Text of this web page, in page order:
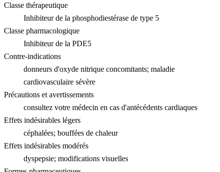
Classe thérapeutique
Inhibiteur de la phosphodiestérase de type 5
Classe pharmacologique
Inhibiteur de la PDE5
Contre-indications
donneurs d'oxyde nitrique concomitants; maladie
cardiovasculaire sévère
Précautions et avertissements
consultez votre médecin en cas d'antécédents cardiaques
Effets indésirables légers
céphalées; bouffées de chaleur
Effets indésirables modérés
dyspepsie; modifications visuelles